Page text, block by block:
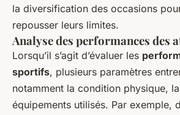
la diversification des occasions
repousser leurs limites.
Analyse des performances des
Lorsqu’il s’agit d’évaluer les
sportifs, plusieurs paramètres
notamment la condition physique,
équipements utilisés. Par exemple,